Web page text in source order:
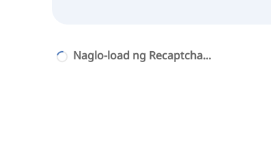
Naglo-load ng Recaptcha...